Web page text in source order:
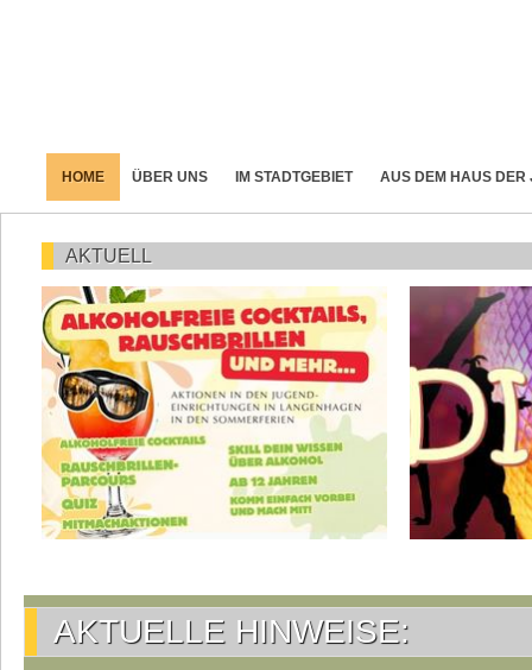
HOME ÜBER UNS IM STADTGEBIET AUS DEM HAUS DER
AKTUELL
AKTUELLE HINWEISE: